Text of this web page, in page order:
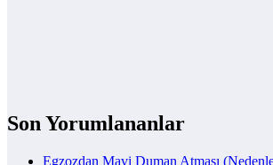
Son Yorumlananlar
Egzozdan Mavi Duman Atması